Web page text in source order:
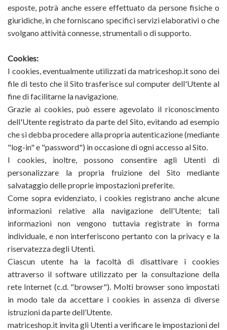
esposte, potrà anche essere effettuato da persone fisiche o
giuridiche, in che forniscano specifici servizi elaborativi o che
svolgano attività connesse, strumentali o di supporto.
Cookies:
I cookies, eventualmente utilizzati da matriceshop.it sono dei
file di testo che il Sito trasferisce sul computer dell'Utente al
fine di facilitarne la navigazione.
Grazie ai cookies, può essere agevolato il riconoscimento
dell'Utente registrato da parte del Sito, evitando ad esempio
che si debba procedere alla propria autenticazione (mediante
"log-in" e "password") in occasione di ogni accesso al Sito.
I cookies, inoltre, possono consentire agli Utenti di
personalizzare la propria fruizione del Sito mediante
salvataggio delle proprie impostazioni preferite.
Come sopra evidenziato, i cookies registrano anche alcune
informazioni relative alla navigazione dell'Utente; tali
informazioni non vengono tuttavia registrate in forma
individuale, e non interferiscono pertanto con la privacy e la
riservatezza degli Utenti.
Ciascun utente ha la facoltà di disattivare i cookies
attraverso il software utilizzato per la consultazione della
rete Internet (c.d. "browser"). Molti browser sono impostati
in modo tale da accettare i cookies in assenza di diverse
istruzioni da parte dell’Utente.
matriceshop.it invita gli Utenti a verificare le impostazioni del